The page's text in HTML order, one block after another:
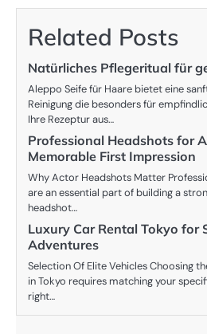
Related Posts
Natürliches Pflegeritual für
Aleppo Seife für Haare bietet eine
Reinigung die besonders für
Ihre Rezeptur aus…
Professional Headshots for
Memorable First Impression
Why Actor Headshots Matter
are an essential part of building a
headshot…
Luxury Car Rental Tokyo for
Adventures
Selection Of Elite Vehicles Choosing
in Tokyo requires matching your
right…